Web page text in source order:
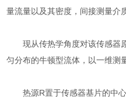
量流量以及其密度，间接测量介
现从传热学角度对该传感器
匀分布的牛顿型流体，以一维测
热源R置于传感器基片的中心